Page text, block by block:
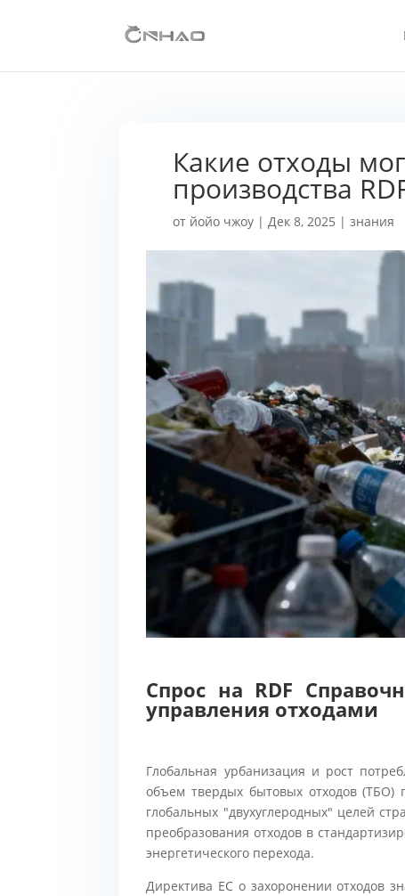
Какие отходы
производства
от йойо чжоу |Дек 8, 2025 |знания
Спрос на RDF
управления отходами
Глобальная урбанизация и рост
объем твердых бытовых отходов (ТБО)
глобальных "двухуглеродных" целей
преобразования отходов в
энергетического перехода.
Директива ЕС о захоронении отходов